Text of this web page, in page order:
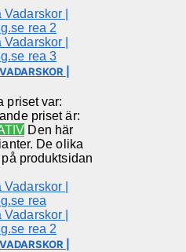
|
priset var:
priset är:
Den här
De olika
produktsidan
|